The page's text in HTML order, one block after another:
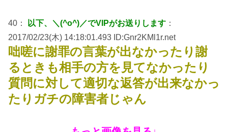
40： 以下、＼(^o^)／でVIPがお送りします ：
2017/02/23(木) 14:18:01.493 ID:Gnr2KMl1r.net
咄嗟に謝罪の言葉が出なかったり謝
るときも相手の方を見てなかったり
質問に対して適切な返答が出来なかっ
たりガチの障害者じゃん